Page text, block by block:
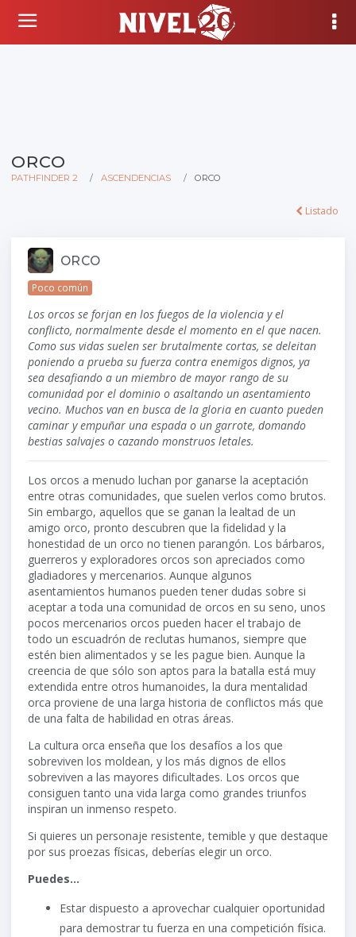
ORCO
PATHFINDER 2 ASCENDENCIAS ORCO
Listado
ORCO
Poco común
Los orcos se forjan en los fuegos de la violencia y el
conflicto, normalmente desde el momento en el que nacen.
Como sus vidas suelen ser brutalmente cortas, se deleitan
poniendo a prueba su fuerza contra enemigos dignos, ya
sea desafiando a un miembro de mayor rango de su
comunidad por el dominio o asaltando un asentamiento
vecino. Muchos van en busca de la gloria en cuanto pueden
caminar y empuñar una espada o un garrote, domando
bestias salvajes o cazando monstruos letales.
Los orcos a menudo luchan por ganarse la aceptación
entre otras comunidades, que suelen verlos como brutos.
Sin embargo, aquellos que se ganan la lealtad de un
amigo orco, pronto descubren que la fidelidad y la
honestidad de un orco no tienen parangón. Los bárbaros,
guerreros y exploradores orcos son apreciados como
gladiadores y mercenarios. Aunque algunos
asentamientos humanos pueden tener dudas sobre si
aceptar a toda una comunidad de orcos en su seno, unos
pocos mercenarios orcos pueden hacer el trabajo de
todo un escuadrón de reclutas humanos, siempre que
estén bien alimentados y se les pague bien. Aunque la
creencia de que sólo son aptos para la batalla está muy
extendida entre otros humanoides, la dura mentalidad
orca proviene de una larga historia de conflictos más que
de una falta de habilidad en otras áreas.
La cultura orca enseña que los desafíos a los que
sobreviven los moldean, y los más dignos de ellos
sobreviven a las mayores dificultades. Los orcos que
consiguen tanto una vida larga como grandes triunfos
inspiran un inmenso respeto.
Si quieres un personaje resistente, temible y que destaque
por sus proezas físicas, deberías elegir un orco.
Puedes…
Estar dispuesto a aprovechar cualquier oportunidad
para demostrar tu fuerza en una competición física.